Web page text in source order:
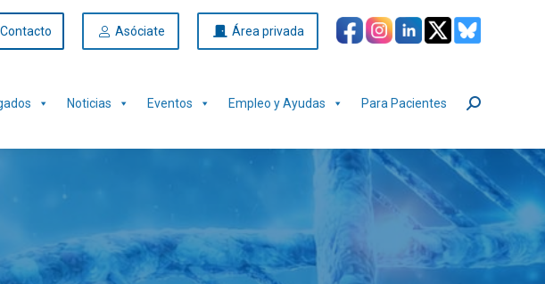
Contacto Asóciate Área privada
Noticias Eventos Empleo y Ayudas Para Pacientes Buscar: